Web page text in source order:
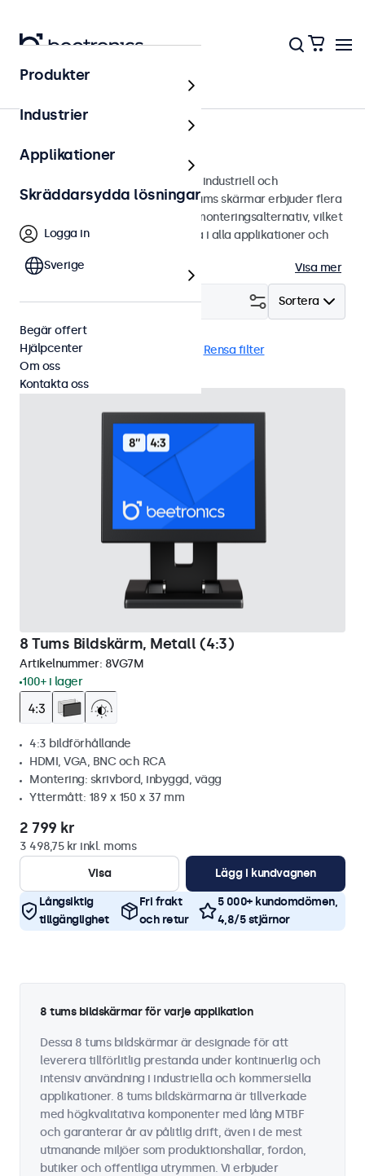
Bildskärmar
8 tums bildskärmar
8 tums bildskärmar designade för industriell och
kommersiell användning. Våra 8 tums skärmar erbjuder flera
bildanslutningar och mångsidiga monteringsalternativ, vilket
gör de enkla att sömlöst integrera i alla applikationer och
Visa mer
Sortera
Filtrera (1)
8 tums bildskärmar Rensa filter
8 Tums Bildskärm, Metall (4:3)
Artikelnummer: 8VG7M
100+ i lager
4:3 bildförhållande
HDMI, VGA, BNC och RCA
Montering: skrivbord, inbyggd, vägg
Yttermått: 189 x 150 x 37 mm
2 799 kr
3 498,75 kr inkl. moms
Visa
Lägg i kundvagnen
Långsiktig
tillgänglighet
Fri frakt
och retur
5 000+ kundomdömen,
4,8/5 stjärnor
8 tums bildskärmar för varje applikation
Dessa 8 tums bildskärmar är designade för att
leverera tillförlitlig prestanda under kontinuerlig och
intensiv användning i industriella och kommersiella
applikationer. 8 tums bildskärmarna är tillverkade
med högkvalitativa komponenter med lång MTBF
och garanterar år av pålitlig drift, även i de mest
utmanande miljöer som produktionshallar, fordon,
butiker och offentliga utrymmen. Vi erbjuder
Produkter
Industrier
Applikationer
Skräddarsydda lösningar
Logga in
Sverige
Begär offert
Hjälpcenter
Om oss
Kontakta oss